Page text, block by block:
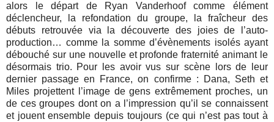
alors le départ de Ryan Vanderhoof comme élément
déclencheur, la refondation du groupe, la fraîcheur des
débuts retrouvée via la découverte des joies de l’auto-
production… comme la somme d’évènements isolés ayant
débouché sur une nouvelle et profonde fraternité animant le
désormais trio. Pour les avoir vus sur scène lors de leur
dernier passage en France, on confirme : Dana, Seth et
Miles projettent l’image de gens extrêmement proches, un
de ces groupes dont on a l’impression qu’il se connaissent
et jouent ensemble depuis toujours (ce qui n’est pas tout à